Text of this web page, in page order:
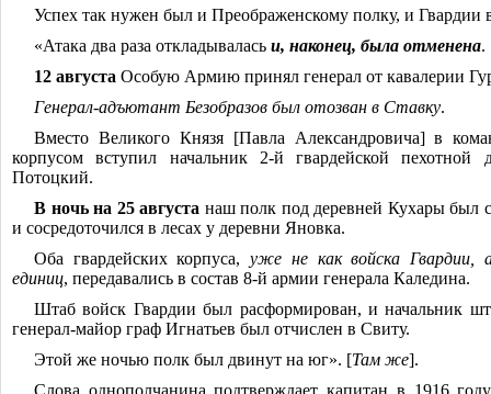
Успех так нужен был и Преображенскому полку, и Гвардии
«Атака два раза откладывалась и, наконец, была отменена.
12 августа Особую Армию принял генерал от кавалерии
Генерал-адъютант Безобразов был отозван в Ставку.
Вместо Великого Князя [Павла Александровича] в
корпусом вступил начальник 2-й гвардейской пехотной
Потоцкий.
В ночь на 25 августа наш полк под деревней Кухары был
и сосредоточился в лесах у деревни Яновка.
Оба гвардейских корпуса,уже не как войска Гвардии,
единиц, передавались в состав 8-й армии генерала Каледина.
Штаб войск Гвардии был расформирован, и начальник
генерал-майор граф Игнатьев был отчислен в Свиту.
Этой же ночью полк был двинут на юг». [Там же].
Слова однополчанина подтверждает капитан в 1916